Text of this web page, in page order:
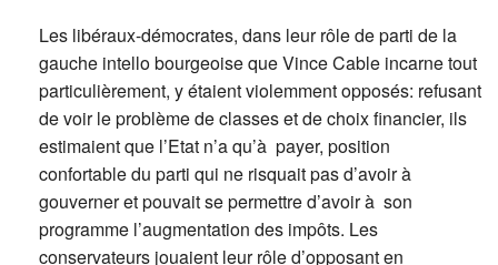
Les libéraux-démocrates, dans leur rôle de parti de la
gauche intello bourgeoise que Vince Cable incarne tout
particulièrement, y étaient violemment opposés: refusant
de voir le problème de classes et de choix financier, ils
estimaient que l’Etat n’a qu’à payer, position
confortable du parti qui ne risquait pas d’avoir à
gouverner et pouvait se permettre d’avoir à son
programme l’augmentation des impôts. Les
conservateurs jouaient leur rôle d’opposant en